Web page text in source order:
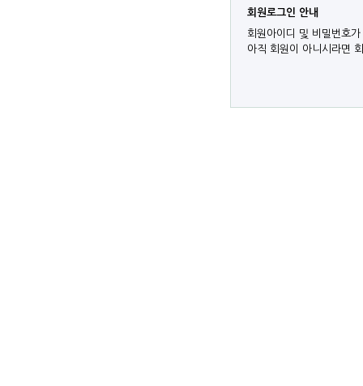
회원로그인 안내
회원아이디 및 비밀번호
아직 회원이 아니시라면